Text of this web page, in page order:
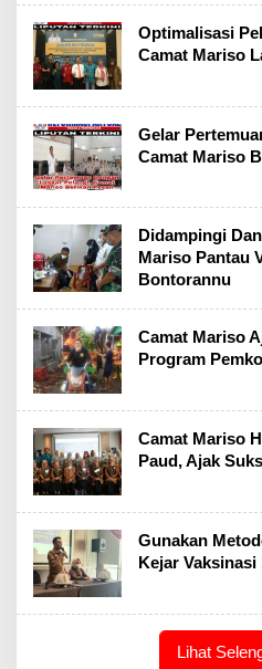
Optimalisasi
Camat Mariso
Gelar
Camat Mariso
Didampingi
Mariso Pantau
Bontorannu
Camat Mariso
Program
Camat Mariso
Paud, Ajak
Gunakan
Kejar Vaksinasi
Lihat